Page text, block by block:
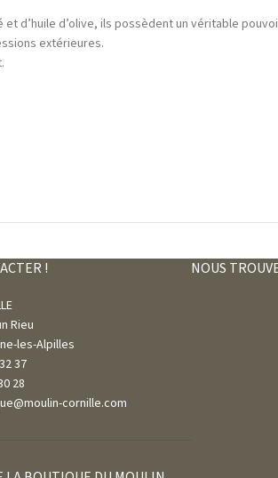
d’huile d’olive, ils possèdent un véritable
extérieures.
!
Rieu
les-Alpilles
37
28
cornille.com
NOUS